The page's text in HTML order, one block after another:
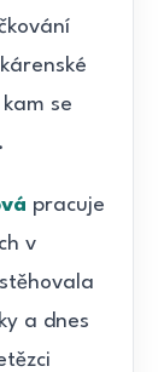
se
pracuje
v
a dnes